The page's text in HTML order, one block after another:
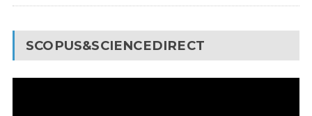
SCOPUS&SCIENCEDIRECT